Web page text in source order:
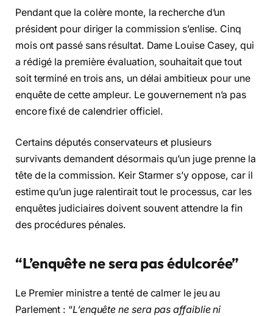
Pendant que la colère monte, la recherche d’un
président pour diriger la commission s’enlise. Cinq
mois ont passé sans résultat. Dame Louise Casey, qui
a rédigé la première évaluation, souhaitait que tout
soit terminé en trois ans, un délai ambitieux pour une
enquête de cette ampleur. Le gouvernement n’a pas
encore fixé de calendrier officiel.
Certains députés conservateurs et plusieurs
survivants demandent désormais qu’un juge prenne la
tête de la commission. Keir Starmer s’y oppose, car il
estime qu’un juge ralentirait tout le processus, car les
enquêtes judiciaires doivent souvent attendre la fin
des procédures pénales.
“L’enquête ne sera pas édulcorée”
Le Premier ministre a tenté de calmer le jeu au
Parlement : “L’enquête ne sera pas affaiblie ni